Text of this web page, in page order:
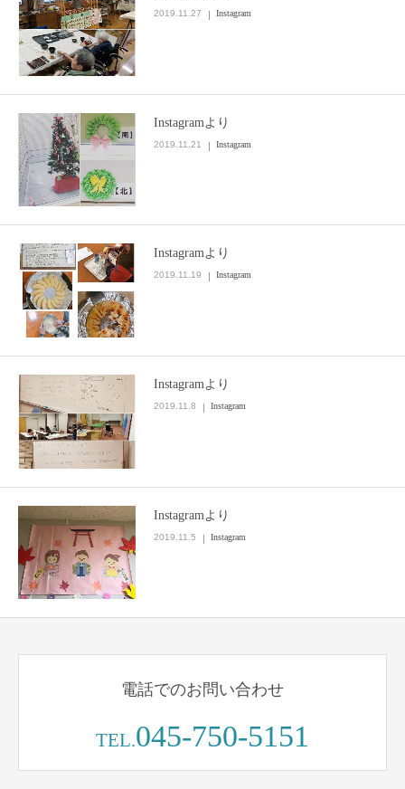
2019.11.27 Instagram
Instagramより
2019.11.21 Instagram
Instagramより
2019.11.19 Instagram
Instagramより
2019.11.8 Instagram
Instagramより
2019.11.5 Instagram
電話でのお問い合わせ
TEL.045-750-5151